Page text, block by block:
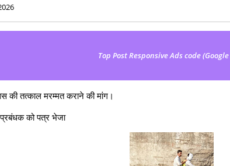
Top Post Responsive Ads code
की तत्काल मरम्मत कराने की मांग।
को पत्र भेजा